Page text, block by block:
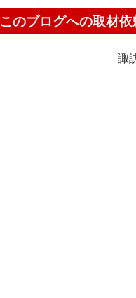
このブログへの取材
諏